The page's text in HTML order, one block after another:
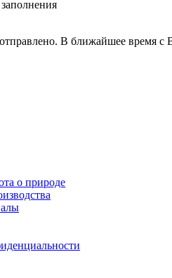
В ближайшее время с
о природе